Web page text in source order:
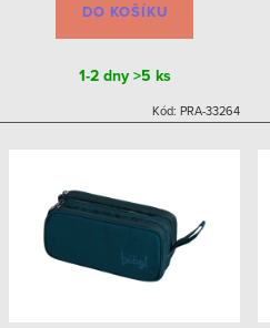
DO KOŠÍKU
1-2 dny >5 ks
Kód: PRA-33264